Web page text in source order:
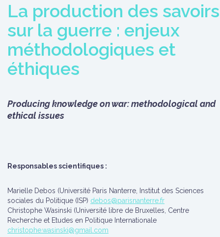
La production des savoirs
sur la guerre : enjeux
méthodologiques et
éthiques
Producing knowledge on war: methodological and
ethical issues
Responsables scientifiques :
Marielle Debos (Université Paris Nanterre, Institut des Sciences
sociales du Politique (ISP) debos@parisnanterre.fr
Christophe Wasinski (Université libre de Bruxelles, Centre
Recherche et Etudes en Politique Internationale
christophe.wasinski@gmail.com